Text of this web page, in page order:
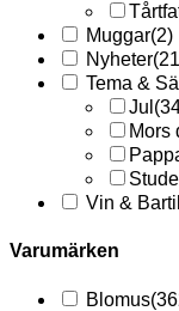
Muggar(2)
Nyheter
Tema &
Jul
Mors
Vin &
Varumärken
Blomus